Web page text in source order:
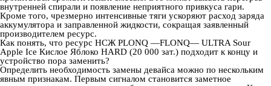
внутренней спирали и появление неприятного привкуса гари.
Кроме того, чрезмерно интенсивные тяги ускоряют расход заряда
аккумулятора и заправленной жидкости, сокращая заявленный
производителем ресурс.
Как понять, что ресурс НСЖ PLONQ —FLONQ— ULTRA Sour
Apple Ice Кислое Яблоко HARD (20 000 зат.) подходит к концу и
устройство пора заменить?
Определить необходимость замены девайса можно по нескольким
явным признакам. Первым сигналом становится заметное